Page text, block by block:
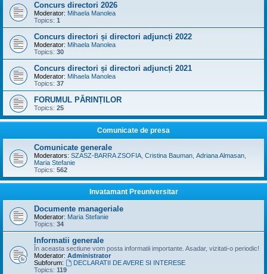
Concurs directori 2026
Moderator: Mihaela Manolea
Topics: 1
Concurs directori și directori adjuncți 2022
Moderator: Mihaela Manolea
Topics: 30
Concurs directori și directori adjuncți 2021
Moderator: Mihaela Manolea
Topics: 37
FORUMUL PĂRINȚILOR
Topics: 25
Comunicate de presa
Comunicate generale
Moderators: SZASZ-BARRA ZSOFIA Cristina Bauman Adriana Almasan
Maria Stefanie
Topics: 562
Invatamant Preuniversitar
Documente manageriale
Moderator: Maria Stefanie
Topics: 34
Informatii generale
În aceasta sectiune vom posta informatii importante. Asadar, vizitati-o periodic!
Moderator: Administrator
Subforum:
DECLARATII DE AVERE SI INTERESE
Topics: 119